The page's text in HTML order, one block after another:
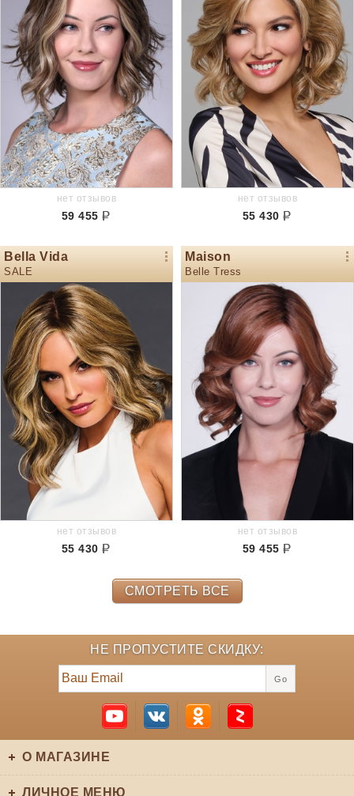
нет отзывов
59 455
нет отзывов
55 430
Bella Vida
SALE
нет отзывов
55 430
Maison
Belle Tress
нет отзывов
59 455
СМОТРЕТЬ ВСЕ
НЕ ПРОПУСТИТЕ СКИДКУ:
Go
О МАГАЗИНЕ
ЛИЧНОЕ МЕНЮ